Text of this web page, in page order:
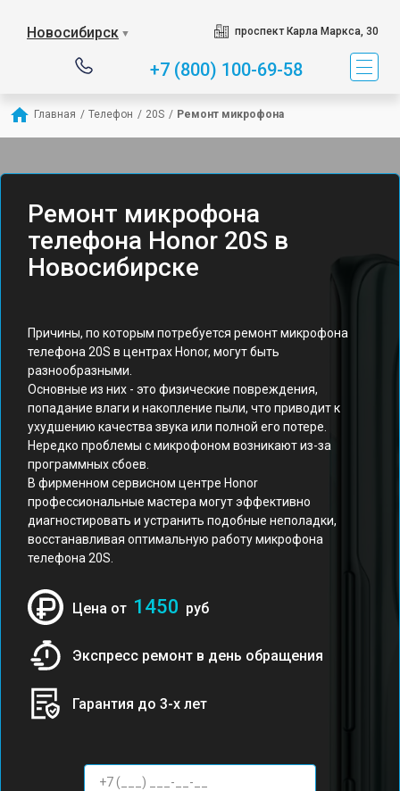
Новосибирск ▼ проспект Карла Маркса, 30
+7 (800) 100-69-58
Главная / Телефон / 20S / Ремонт микрофона
Ремонт микрофона
телефона Honor 20S в
Новосибирске
Причины, по которым потребуется ремонт микрофона
телефона 20S в центрах Honor, могут быть
разнообразными.
Основные из них - это физические повреждения,
попадание влаги и накопление пыли, что приводит к
ухудшению качества звука или полной его потере.
Нередко проблемы с микрофоном возникают из-за
программных сбоев.
В фирменном сервисном центре Honor
профессиональные мастера могут эффективно
диагностировать и устранить подобные неполадки,
восстанавливая оптимальную работу микрофона
телефона 20S.
Цена от 1450 руб
Экспресс ремонт в день обращения
Гарантия до 3-х лет